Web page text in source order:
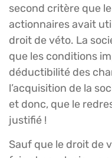
second critère que
actionnaires avait
droit de véto. La
que les conditions
déductibilité des
l’acquisition de la
et donc, que le
justifié !
Sauf que le droit de